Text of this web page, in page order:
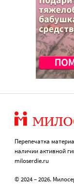
Перепечатка
наличии активной
miloserdie.ru
© 2024 – 2026.